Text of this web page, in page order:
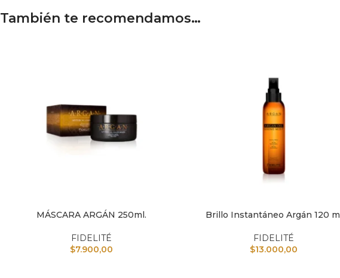
También te recomendamos…
AÑADIR AL CARRITO
MÁSCARA ARGÁN 250ml.
FIDELITÉ
$7.900,00
AÑADIR AL CARRITO
Brillo Instantáneo Argán 120 ml
FIDELITÉ
$13.000,00